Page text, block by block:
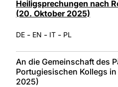
Heiligsprechungen nach
(20. Oktober 2025)
DE - EN - IT - PL
An die Gemeinschaft des
Portugiesischen Kollegs
2025)